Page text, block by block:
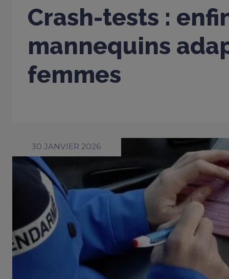
Crash-tests :
mannequins
femmes
30 JANVIER 2026